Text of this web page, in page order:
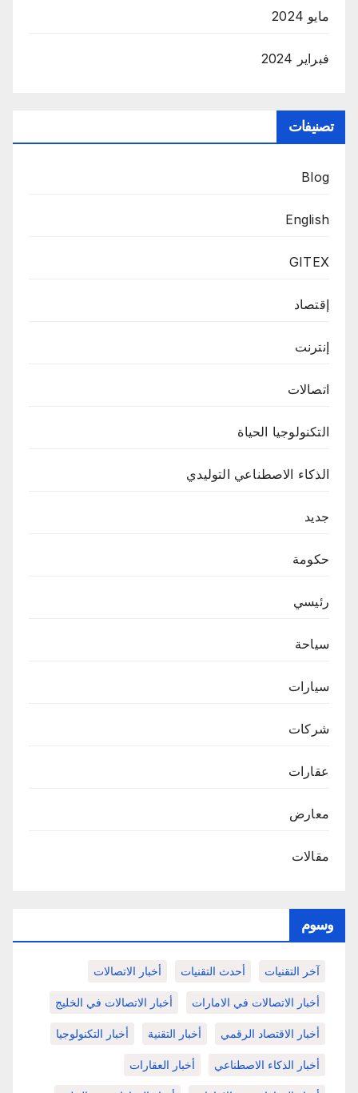
مايو 2024
فبراير 2024
تصنيفات
Blog
English
GITEX
إقتصاد
إنترنت
اتصالات
التكنولوجيا الحياة
الذكاء الاصطناعي التوليدي
جديد
حكومة
رئيسي
سياحة
سيارات
شركات
عقارات
معارض
مقالات
وسوم
آخر التقنيات أحدث التقنيات أخبار الاتصالات
أخبار الاتصالات في الامارات أخبار الاتصالات في الخليج
أخبار الاقتصاد الرقمي أخبار التقنية أخبار التكنولوجيا
أخبار الذكاء الاصطناعي أخبار العقارات